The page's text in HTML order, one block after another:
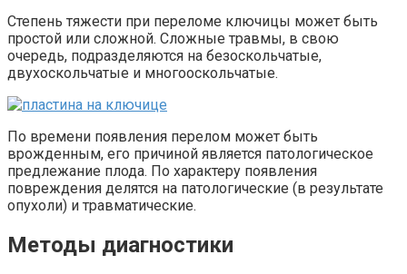
Степень тяжести при переломе ключицы может быть
простой или сложной. Сложные травмы, в свою
очередь, подразделяются на безоскольчатые,
двухоскольчатые и многооскольчатые.
По времени появления перелом может быть
врожденным, его причиной является патологическое
предлежание плода. По характеру появления
повреждения делятся на патологические (в результате
опухоли) и травматические.
Методы диагностики